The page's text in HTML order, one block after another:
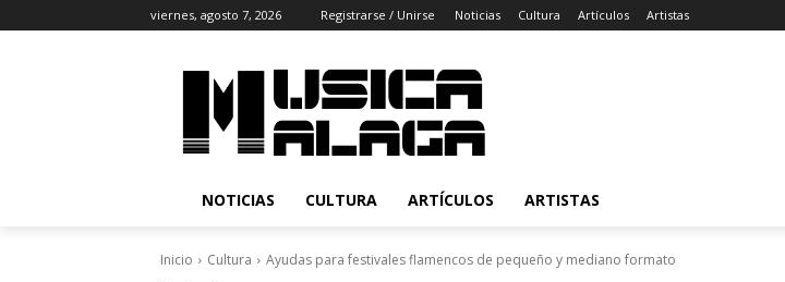
viernes, agosto 7, 2026 Registrarse / Unirse Noticias Cultura Artículos Artistas
NOTICIAS CULTURA ARTÍCULOS ARTISTAS
Inicio Cultura Ayudas para festivales flamencos de pequeño y mediano formato